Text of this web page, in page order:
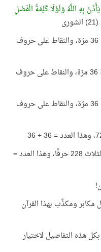
بِهِ اللَّهُ وَلَوْلَا كَلِمَةُ الْفَصْلِ
(21) الشورى
أحرف لفظ (آذَانَ) تكرّرت في الآية الأولى 36 مرّة، والنقاط على حروف
أحرف لفظ (آذَانَ) تكرّرت في الآية الثانية 36 مرّة، والنقاط على حروف
أحرف لفظ (آذَانَ) تكرّرت في الآية الثالثة 36 مرّة، والنقاط على حروف
والأعجب منه أن مجموع حروف الآيات الثلاث 228 حرفًا، وهذا العدد =
مكابر ومكذَّب بهذا القرآن
هذه التفاصيل لاختيار